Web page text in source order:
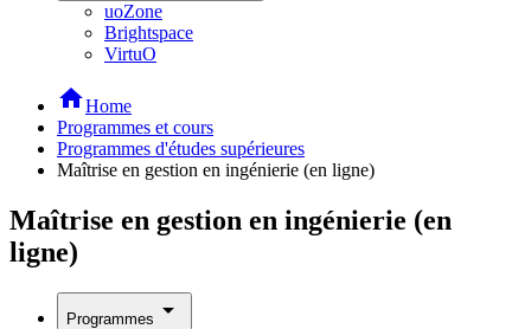
uoZone
Brightspace
VirtuO
homeHome
Programmes et cours
Programmes d'études supérieures
Maîtrise en gestion en ingénierie (en ligne)
Maîtrise en gestion en ingénierie (en
ligne)
Programmes arrow_drop_down